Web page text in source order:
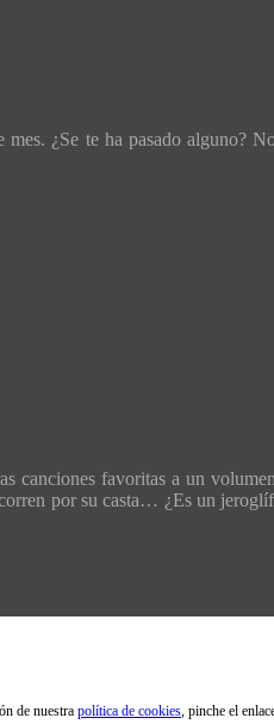
¿Se te ha pasado alguno?
canciones favoritas a un
por su casta… ¿Es un
de nuestra política de cookies , pinche el